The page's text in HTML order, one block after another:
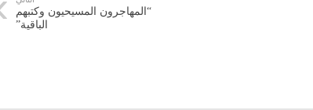
“المهاجرون المسيحيون وكتبهم
الباقية”